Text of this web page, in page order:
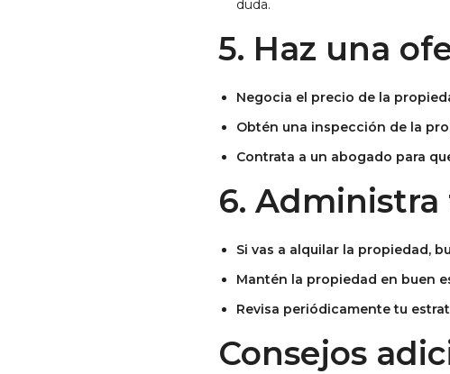
duda.
5. Haz una
Negocia el precio de la
Obtén una inspección de la
Contrata a un abogado para
6.
Si vas a alquilar la propiedad,
Mantén la propiedad en buen
Revisa periódicamente tu
Consejos